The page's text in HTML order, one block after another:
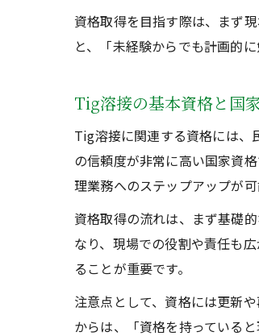
資格取得を目指す際は、まず
と、「未経験からでも計画的
Tig溶接の基本資格と国
Tig溶接に関連する資格には、
の信頼度が非常に高い国家資
理業務へのステップアップが可
資格取得の流れは、まず基礎
なり、現場での役割や責任も
ることが重要です。
注意点として、資格には更新
からは、「資格を持っている